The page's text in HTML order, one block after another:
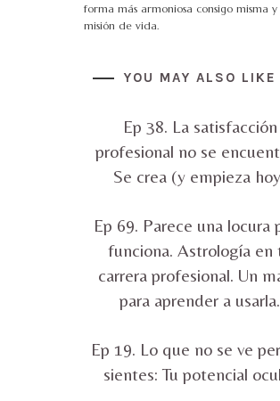
forma más armoniosa consigo misma
misión de vida.
YOU MAY ALSO LIKE
Ep 38. La satisfacción
profesional no se
Se crea (y empieza
Ep 69. Parece una locura
funciona. Astrología en
carrera profesional. Un
para aprender a usarla.
Ep 19. Lo que no se ve
sientes: Tu potencial